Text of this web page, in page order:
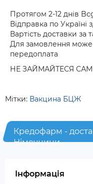
Протягом 2-12 днів
Відправка по
Вартість доставки за
Для замовлення може
передоплата
НЕ ЗАЙМАЙТЕСЯ
Мітки: Вакцина БЦЖ
Кредофарм -
Німеччини
Інформація